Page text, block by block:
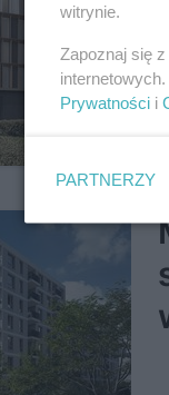
witrynie.
Zapoznaj się
Prywatności i
PARTNERZY